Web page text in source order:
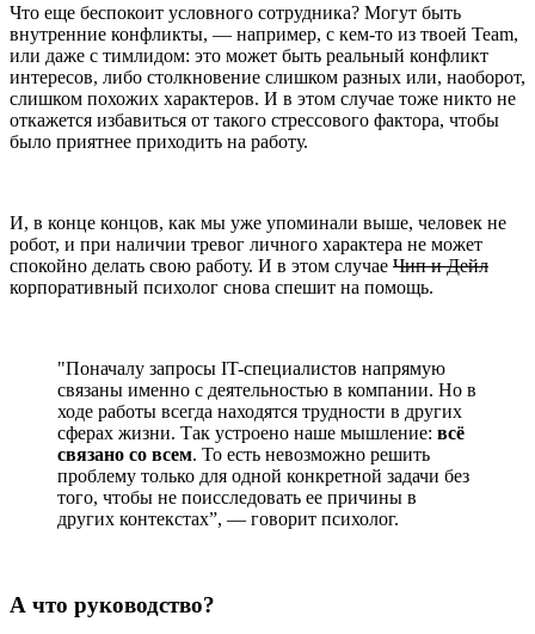
Что еще беспокоит условного сотрудника? Могут быть
внутренние конфликты, — например, с кем-то из твоей Team,
или даже с тимлидом: это может быть реальный конфликт
интересов, либо столкновение слишком разных или, наоборот,
слишком похожих характеров. И в этом случае тоже никто не
откажется избавиться от такого стрессового фактора, чтобы
было приятнее приходить на работу.
И, в конце концов, как мы уже упоминали выше, человек не
робот, и при наличии тревог личного характера не может
спокойно делать свою работу. И в этом случае Чип и Дейл
корпоративный психолог снова спешит на помощь.
"Поначалу запросы IT-специалистов напрямую
связаны именно с деятельностью в компании. Но в
ходе работы всегда находятся трудности в других
сферах жизни. Так устроено наше мышление: всё
связано со всем. То есть невозможно решить
проблему только для одной конкретной задачи без
того, чтобы не поисследовать ее причины в
других контекстах”, — говорит психолог.
А что руководство?